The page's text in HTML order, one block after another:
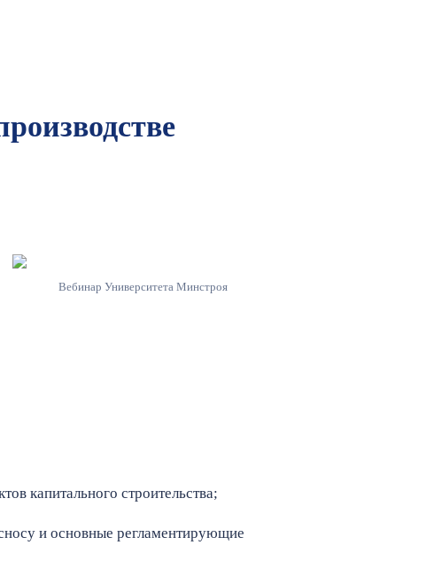
Вебинар Университета Минстроя
капитального строительства;
и основные регламентирующие